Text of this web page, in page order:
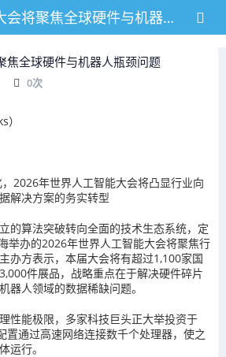
世界人工智能大会将聚焦全球硬件与机器人瓶颈问题
焦全球硬件与机器人瓶颈问题
0次
）
2026年世界人工智能大会将凸显行业向
解决方案的务实转型
的算法突破转向全面的技术生态系统，定
举办的2026年世界人工智能大会将聚焦行
办方表示，本届大会将有超过1,100家国
件展品，战略重点在于解决硬件碎片
器人领域的数据稀缺问题。
性能极限，多家科技巨头正大举投资于
置通过高速网络连接数千个处理器，使之
运行。